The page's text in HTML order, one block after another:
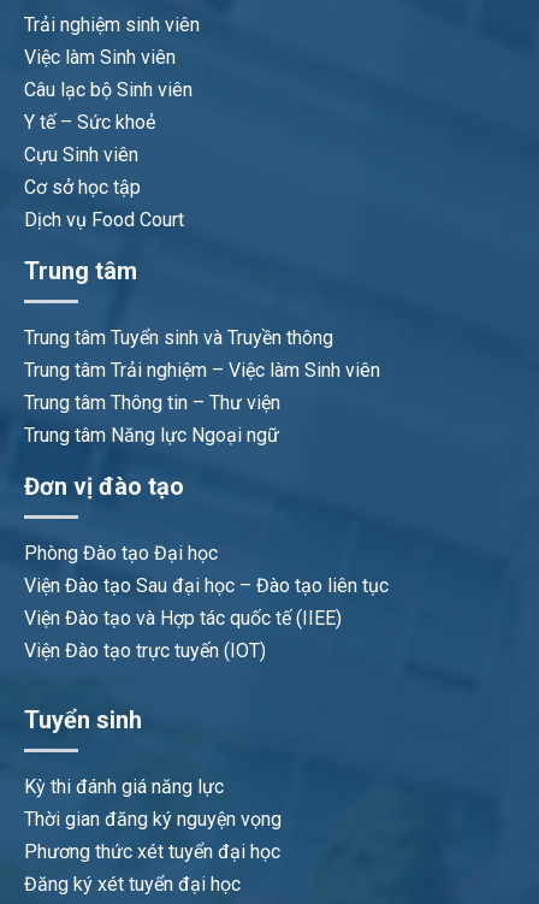
Trải nghiệm sinh viên
Việc làm Sinh viên
Câu lạc bộ Sinh viên
Y tế – Sức khoẻ
Cựu Sinh viên
Cơ sở học tập
Dịch vụ Food Court
Trung tâm
Trung tâm Tuyển sinh và Truyền thông
Trung tâm Trải nghiệm – Việc làm Sinh viên
Trung tâm Thông tin – Thư viện
Trung tâm Năng lực Ngoại ngữ
Đơn vị đào tạo
Phòng Đào tạo Đại học
Viện Đào tạo Sau đại học – Đào tạo liên tục
Viện Đào tạo và Hợp tác quốc tế (IIEE)
Viện Đào tạo trực tuyến (IOT)
Tuyển sinh
Kỳ thi đánh giá năng lực
Thời gian đăng ký nguyện vọng
Phương thức xét tuyển đại học
Đăng ký xét tuyển đại học